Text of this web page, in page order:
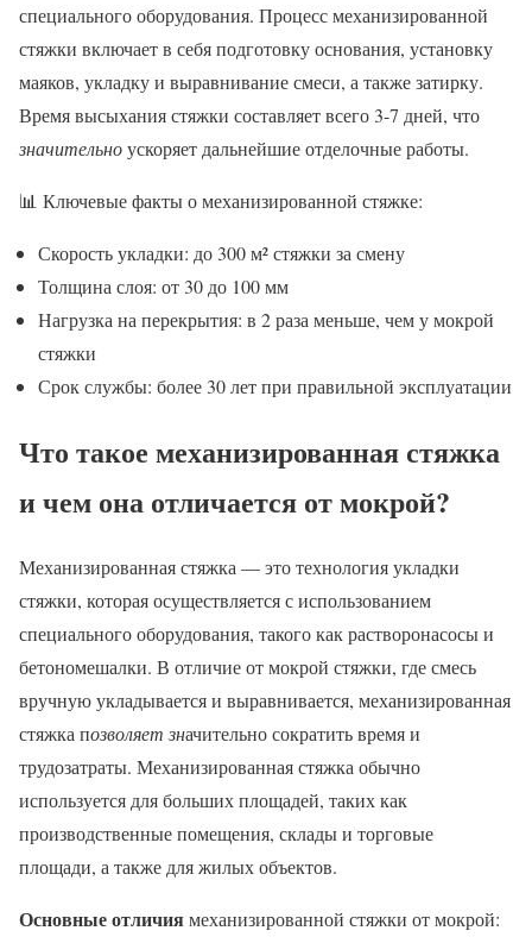
специального оборудования. Процесс механизированной
стяжки включает в себя подготовку основания, установку
маяков, укладку и выравнивание смеси, а также затирку.
Время высыхания стяжки составляет всего 3-7 дней, что
значительноускоряет дальнейшие отделочные работы.
📊 Ключевые факты о механизированной стяжке:
Скорость укладки: до 300 м² стяжки за смену
Толщина слоя: от 30 до 100 мм
Нагрузка на перекрытия: в 2 раза меньше, чем у мокрой
стяжки
Срок службы: более 30 лет при правильной эксплуатации
Что такое механизированная стяжка
и чем она отличается от мокрой?
Механизированная стяжка — это технология укладки
стяжки, которая осуществляется с использованием
специального оборудования, такого как растворонасосы и
бетономешалки. В отличие от мокрой стяжки, где смесь
вручную укладывается и выравнивается, механизированная
стяжка позволяет значительно сократить время и
трудозатраты. Механизированная стяжка обычно
используется для больших площадей, таких как
производственные помещения, склады и торговые
площади, а также для жилых объектов.
Основные отличиямеханизированной стяжки от мокрой: